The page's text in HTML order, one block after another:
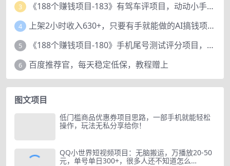
3 《188个赚钱项目-183》有驾车评项目，动动小手，复制粘贴赚44元！
4 上架2小时收入630+，只要有手就能做的AI搞钱项目，奶奶看完都能学会!
5 《188个赚钱项目-180》手机尾号测试评分项目，短视频直播日赚200+
6 百度推荐官，每天稳定低保，教程赠上
图文项目
低门槛商品优惠券项目思路，一部手机就能轻松
操作，玩法无私分享给你！
QQ小世界短视频项目：无脑搬运，万播放20-50
元，单号单日300+，很多人还不知道怎么…